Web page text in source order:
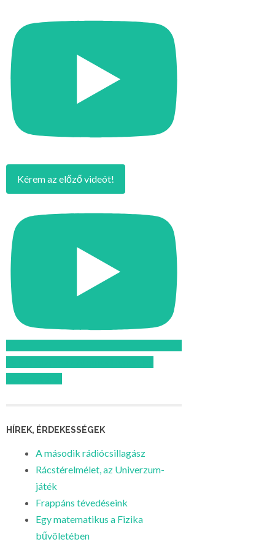
Kérem az előző videót!
HÍREK, ÉRDEKESSÉGEK
A második rádiócsillagász
Rácstérelmélet, az Univerzum-
játék
Frappáns tévedéseink
Egy matematikus a Fizika
bűvöletében